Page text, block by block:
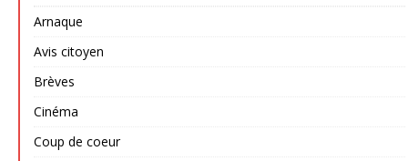
Arnaque
Avis citoyen
Brèves
Cinéma
Coup de coeur